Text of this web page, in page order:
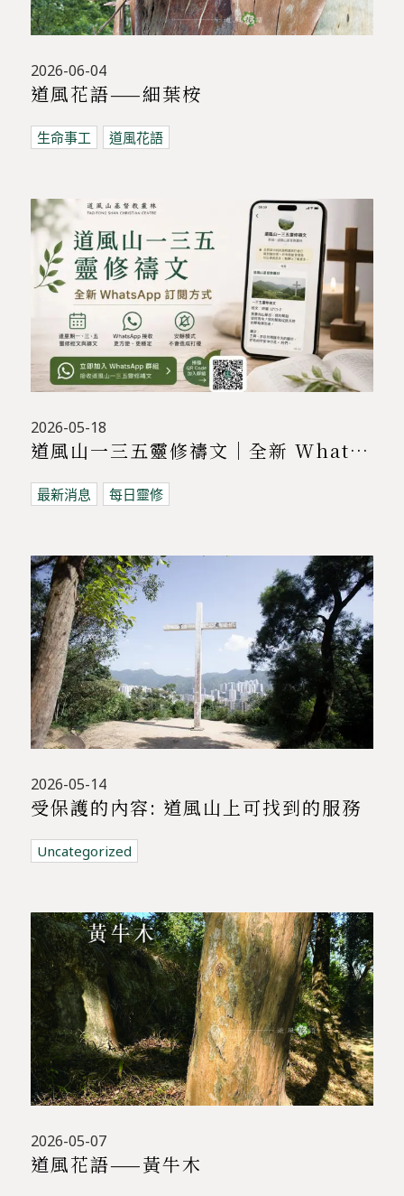
2026-06-04
道風花語——細葉桉
生命事工 道風花語
2026-05-18
道風山一三五靈修禱文｜全新 WhatsApp 訂閱方式
最新消息 每日靈修
2026-05-14
受保護的內容: 道風山上可找到的服務
Uncategorized
2026-05-07
道風花語——黃牛木